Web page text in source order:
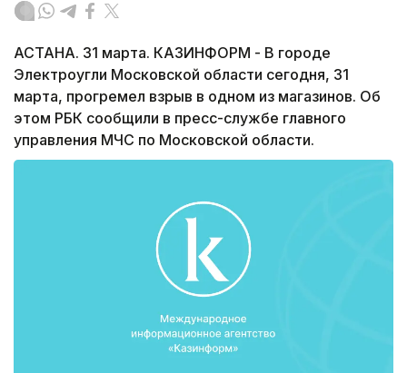
АСТАНА. 31 марта. КАЗИНФОРМ - В городе
Электроугли Московской области сегодня, 31
марта, прогремел взрыв в одном из магазинов. Об
этом РБК сообщили в пресс-службе главного
управления МЧС по Московской области.